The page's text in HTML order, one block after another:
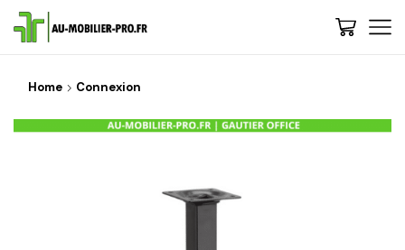
Home Connexion